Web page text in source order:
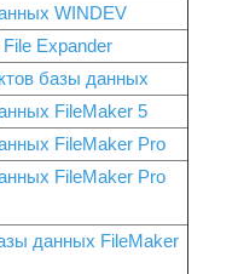
WINDEV
Expander
базы данных
FileMaker 5
FileMaker Pro
FileMaker Pro
данных FileMaker